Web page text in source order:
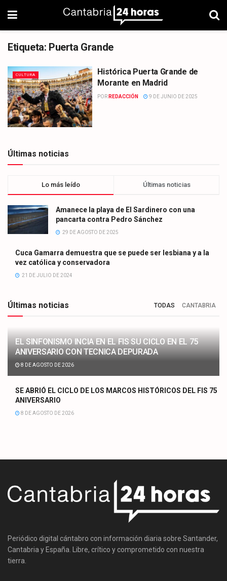
Etiqueta: Puerta Grande
CULTURA
Histórica Puerta Grande de
Morante en Madrid
POR REDACCIÓN 9 DE JUNIO DE 2025
Últimas noticias
Lo más leído Últimas noticias
Amanece la playa de El Sardinero con una
pancarta contra Pedro Sánchez
29 DE AGOSTO DE 2025
Cuca Gamarra demuestra que se puede ser lesbiana y a la
vez católica y conservadora
21 DE JULIO DE 2024
Últimas noticias TODAS CANTABRIA
EL SINFONISMO INCIA EN EL FIS SU CICLO EN EL 75
ANIVERSARIO CON TECNICA DEPURADA
8 DE AGOSTO DE 2026
SE ABRIÓ EL CICLO DE LOS MARCOS HISTÓRICOS DEL FIS 75
ANIVERSARIO
8 DE AGOSTO DE 2026
Periódico digital cántabro con información diaria sobre Santander,
Cantabria y España. Libre, crítico y comprometido con nuestra
tierra.